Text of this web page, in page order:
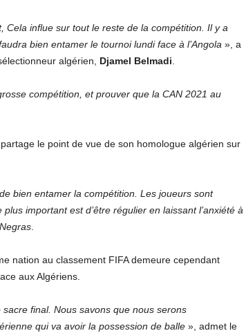
influe sur tout le reste de la compétition. Il y a
bien entamer le tournoi lundi face à l’Angola », a
algérien, Djamel Belmadi
compétition, et prouver que la CAN 2021 au
le point de vue de son homologue algérien sur
bien entamer la compétition. Les joueurs sont
important est d’être régulier en laissant l’anxiété à
.
nation au classement FIFA demeure cependant
aux Algériens.
final. Nous savons que nous serons
qui va avoir la possession de balle», admet le